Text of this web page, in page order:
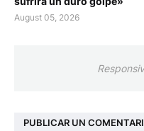
August 05, 2026
PUBLICAR UN